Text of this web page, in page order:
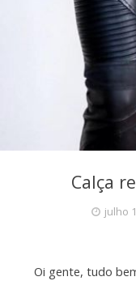
Calça
julho
Oi gente, tudo